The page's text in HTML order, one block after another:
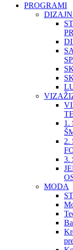
PROGRAMI
1.
2.
3.
MODA